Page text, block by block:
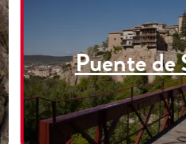
Puente de